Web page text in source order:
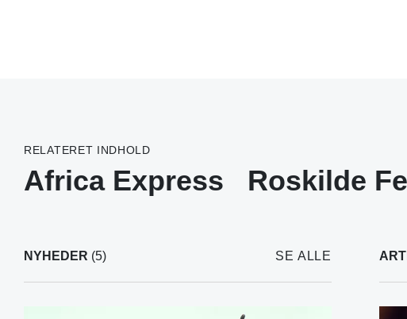
RELATERET INDHOLD
Africa Express Roskilde
NYHEDER (5) SE ALLE